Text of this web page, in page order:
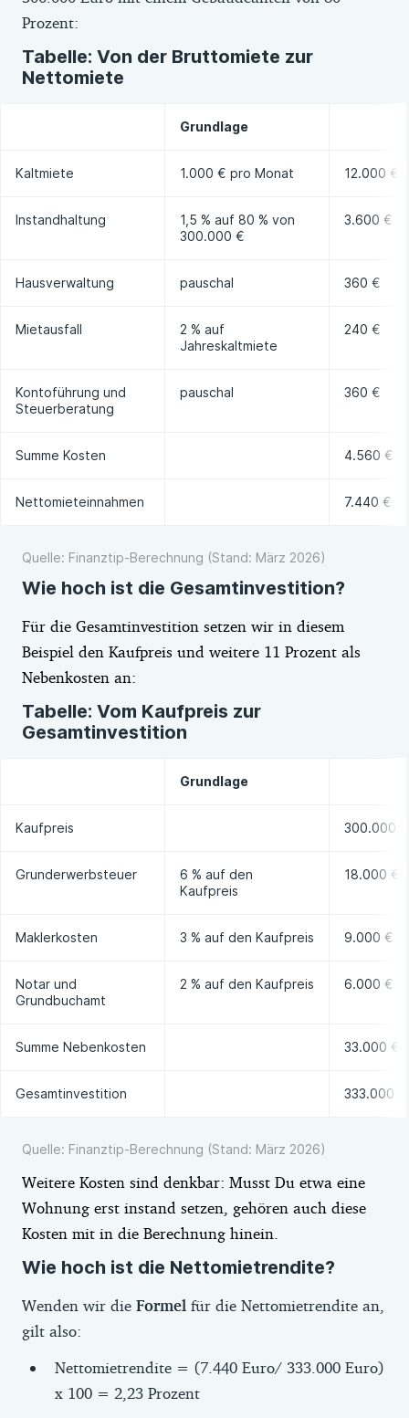
Prozent:
Tabelle: Von der Bruttomiete zur
Nettomiete
Grundlage
Kaltmiete 1.000 € pro Monat 12.000 €
Instandhaltung
1,5 % auf 80 % von
300.000 €
3.600 €
Hausverwaltung pauschal 360 €
Mietausfall
2 % auf
Jahreskaltmiete
240 €
Kontoführung und
Steuerberatung
pauschal 360 €
Summe Kosten 4.560 €
Nettomieteinnahmen 7.440 €
Quelle: Finanztip-Berechnung (Stand: März 2026)
Wie hoch ist die Gesamtinvestition?
Für die Gesamtinvestition setzen wir in diesem
Beispiel den Kaufpreis und weitere 11 Prozent als
Nebenkosten an:
Tabelle: Vom Kaufpreis zur
Gesamtinvestition
Grundlage
Kaufpreis 300.000 €
Grunderwerbsteuer
6 % auf den
Kaufpreis
18.000 €
Maklerkosten 3 % auf den Kaufpreis 9.000 €
Notar und
Grundbuchamt
2 % auf den Kaufpreis 6.000 €
Summe Nebenkosten 33.000 €
Gesamtinvestition 333.000 €
Quelle: Finanztip-Berechnung (Stand: März 2026)
Weitere Kosten sind denkbar: Musst Du etwa eine
Wohnung erst instand setzen, gehören auch diese
Kosten mit in die Berechnung hinein.
Wie hoch ist die Nettomietrendite?
Wenden wir die Formel für die Nettomietrendite an,
gilt also:
Nettomietrendite = (7.440 Euro/ 333.000 Euro)
x 100 = 2,23 Prozent